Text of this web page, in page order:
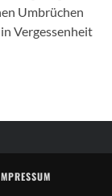
Umbrüchen
Vergessenheit